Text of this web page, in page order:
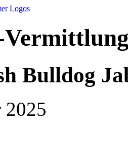
Logos
Bulldog
2025